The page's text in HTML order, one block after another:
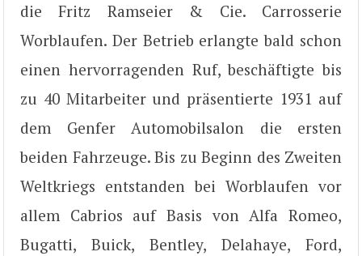
die Fritz Ramseier & Cie. Carrosserie
Worblaufen. Der Betrieb erlangte bald schon
einen hervorragenden Ruf, beschäftigte bis
zu 40 Mitarbeiter und präsentierte 1931 auf
dem Genfer Automobilsalon die ersten
beiden Fahrzeuge. Bis zu Beginn des Zweiten
Weltkriegs entstanden bei Worblaufen vor
allem Cabrios auf Basis von Alfa Romeo,
Bugatti, Buick, Bentley, Delahaye, Ford,